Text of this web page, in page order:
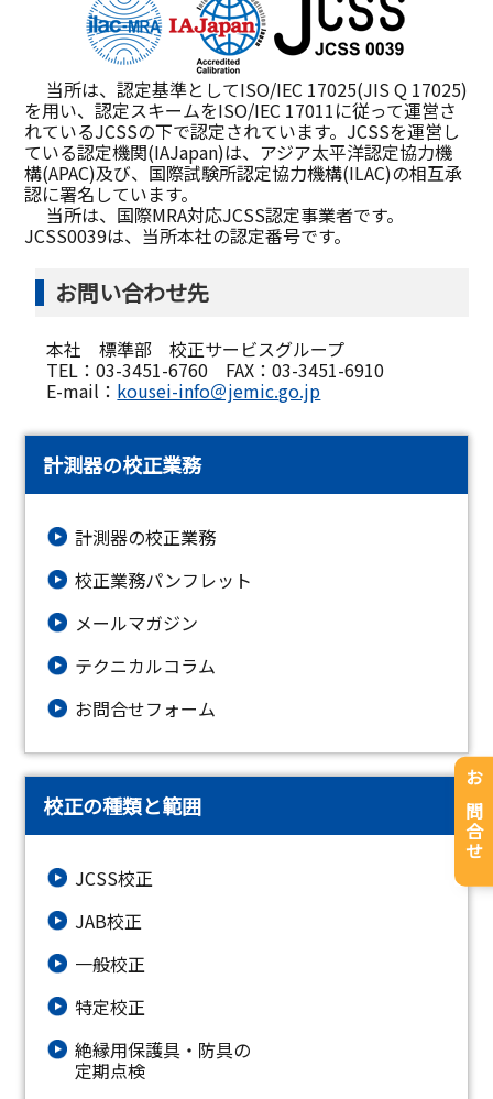
当所は、認定基準としてISO/IEC 17025(JIS Q 17025)
を用い、認定スキームをISO/IEC 17011に従って運営さ
れているJCSSの下で認定されています。JCSSを運営し
ている認定機関(IAJapan)は、アジア太平洋認定協力機
構(APAC)及び、国際試験所認定協力機構(ILAC)の相互承
認に署名しています。
当所は、国際MRA対応JCSS認定事業者です。
JCSS0039は、当所本社の認定番号です。
お問い合わせ先
本社 標準部 校正サービスグループ
TEL：03-3451-6760 FAX：03-3451-6910
E-mail： kousei-info＠jemic.go.jp
計測器の校正業務
計測器の校正業務
校正業務パンフレット
メールマガジン
テクニカルコラム
お問合せフォーム
校正の種類と範囲
JCSS校正
JAB校正
一般校正
特定校正
絶縁⽤保護具・防具の
定期点検
お問合せ